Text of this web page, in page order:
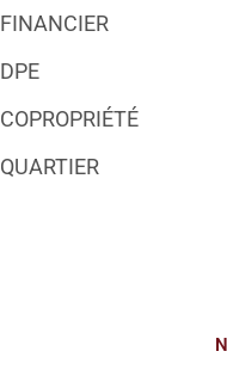
FINANCIER
DPE
COPROPRIÉTÉ
QUARTIER